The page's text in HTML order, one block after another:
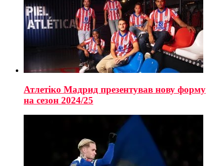
Атлетіко Мадрид презентував нову форму
на сезон 2024/25